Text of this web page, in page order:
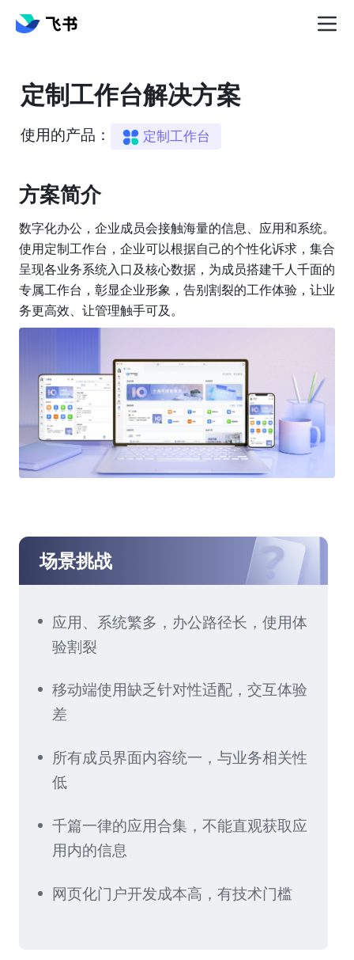
定制工作台解决方案
使用的产品： 定制工作台
方案简介️
数字化办公，企业成员会接触海量的信息、应用和系统。
使用定制工作台，企业可以根据自己的个性化诉求，集合
呈现各业务系统入口及核心数据，为成员搭建千人千面的
专属工作台，彰显企业形象，告别割裂的工作体验，让业
务更高效、让管理触手可及。
场景挑战
应用、系统繁多，办公路径长，使用体
验割裂
移动端使用缺乏针对性适配，交互体验
差
所有成员界面内容统一，与业务相关性
低
千篇一律的应用合集，不能直观获取应
用内的信息
网页化门户开发成本高，有技术门槛